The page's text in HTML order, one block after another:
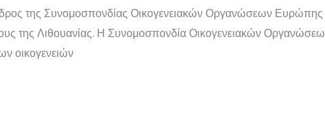
της Συνομοσπονδίας Οικογενειακών Οργανώσεων
της Λιθουανίας. Η Συνομοσπονδία Οικογενειακών
οικογενειών